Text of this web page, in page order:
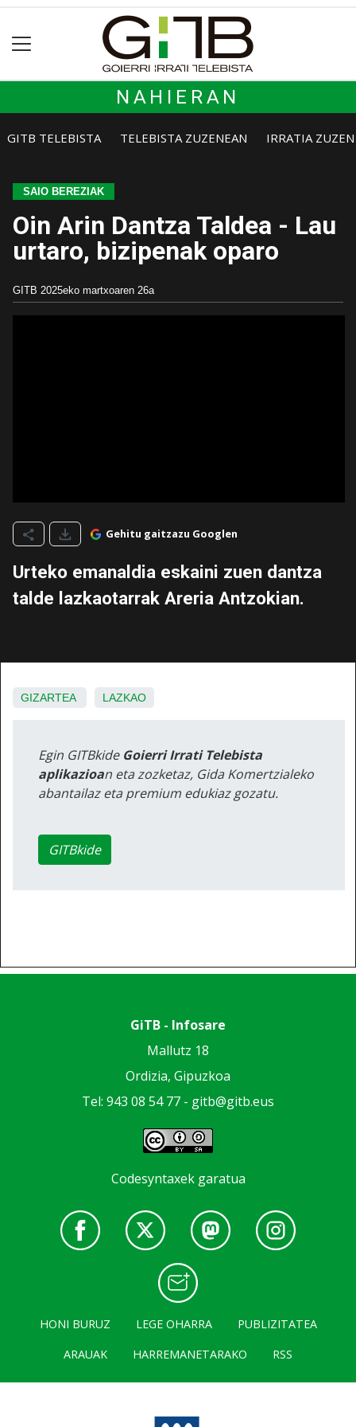
NAHIERAN
GITB TELEBISTA TELEBISTA ZUZENEAN IRRATIA
SAIO BEREZIAK
Oin Arin Dantza Taldea - Lau
urtaro, bizipenak oparo
GITB 2025eko martxoaren 26a
Gehitu gaitzazu Googlen
Urteko emanaldia eskaini zuen dantza
talde lazkaotarrak Areria Antzokian.
GIZARTEA LAZKAO
Egin GITBkide Goierri Irrati Telebista
aplikazioan eta zozketaz, Gida Komertzialeko
abantailaz eta premium edukiaz gozatu.
GITBkide
GiTB - Infosare
Mallutz 18
Ordizia, Gipuzkoa
Tel: 943 08 54 77 - gitb@gitb.eus
Codesyntaxek garatua
HONI BURUZ LEGE OHARRA
PUBLIZITATEA
ARAUAK
HARREMANETARAKO RSS